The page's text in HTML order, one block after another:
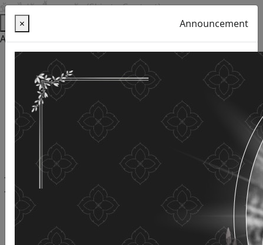
ข้ามไปยังเนื้อหาหลัก (Skip to Content)
Help
Accessibility Tools
Thai language
English
Increase the font size
Reduce font size
Normal font size
High Definition
Negative sharpness
Normal Definition
Open and read with voice
Turn off voice reading
Site map
This website uses cookies (Cookies)
The Department of Older Persons Affairs
values ​​your
× Announcement